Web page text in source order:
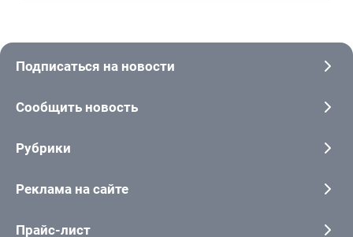
Подписаться на новости
Сообщить новость
Рубрики
Реклама на сайте
Прайс-лист